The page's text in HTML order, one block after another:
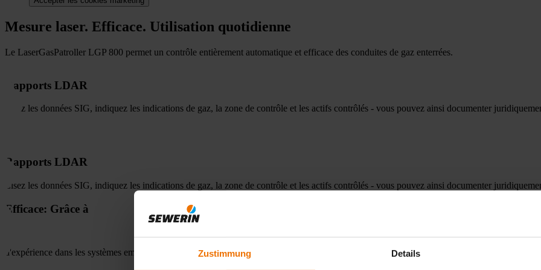
Zustimmung Details
Mesure laser. Efficace. Utilisation quotidienne
Le LaserGasPatroller LGP 800 permet un contrôle entièrement automatique et efficace des conduites de gaz enterrées.
Rapports LDAR
Lisez les données SIG, indiquez les indications de gaz, la zone de contrôle et les actifs contrôlés - vous pouvez ainsi documenter
Rapports LDAR
Lisez les données SIG, indiquez les indications de gaz, la zone de contrôle et les actifs contrôlés - vous pouvez ainsi documenter
Efficace: Grâce à
d'expérience dans les systèmes embarqués : localisez les indices de gaz en un seul passage sur le tracé de la conduite.